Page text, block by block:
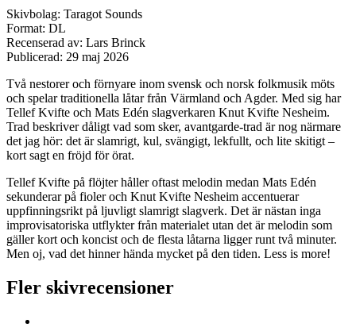
Skivbolag: Taragot Sounds
Format: DL
Recenserad av: Lars Brinck
Publicerad: 29 maj 2026
Två nestorer och förnyare inom svensk och norsk folkmusik möts
och spelar traditionella låtar från Värmland och Agder. Med sig har
Tellef Kvifte och Mats Edén slagverkaren Knut Kvifte Nesheim.
Trad beskriver dåligt vad som sker, avantgarde-trad är nog närmare
det jag hör: det är slamrigt, kul, svängigt, lekfullt, och lite skitigt –
kort sagt en fröjd för örat.
Tellef Kvifte på flöjter håller oftast melodin medan Mats Edén
sekunderar på fioler och Knut Kvifte Nesheim accentuerar
uppfinningsrikt på ljuvligt slamrigt slagverk. Det är nästan inga
improvisatoriska utflykter från materialet utan det är melodin som
gäller kort och koncist och de flesta låtarna ligger runt två minuter.
Men oj, vad det hinner hända mycket på den tiden. Less is more!
Fler skivrecensioner